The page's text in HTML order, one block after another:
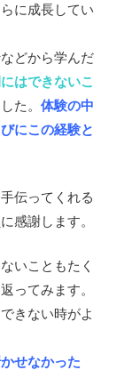
に成長してい
どから学んだ
はできないこ
た。 体験の中
にこの経験と
伝ってくれる
感謝します。
いこともたく
ってみます。
きない時がよ
せなかった